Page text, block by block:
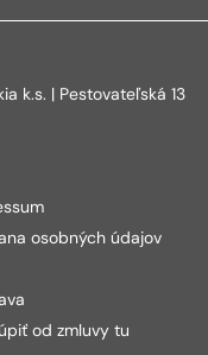
k.s. | Pestovateľská 13
osobných údajov
od zmluvy tu